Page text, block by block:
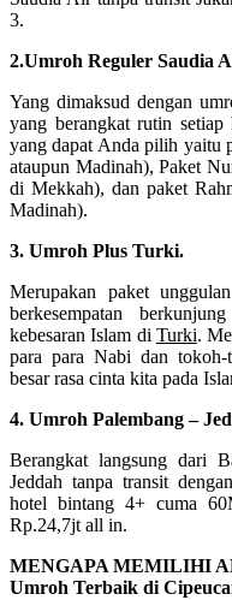
3.
2.Umroh Reguler Saudia
Yang dimaksud dengan
yang berangkat rutin
yang dapat Anda pilih yaitu
ataupun Madinah), Paket
di Mekkah), dan paket
Madinah).
3. Umroh Plus Turki.
Merupakan paket
berkesempatan
kebesaran Islam di Turki.
para para Nabi dan tokoh-
besar rasa cinta kita pada
4. Umroh Palembang –
Berangkat langsung dari
Jeddah tanpa transit
hotel bintang 4+ cuma
Rp.24,7jt all in.
MENGAPA MEMILIHI
Umroh Terbaik di